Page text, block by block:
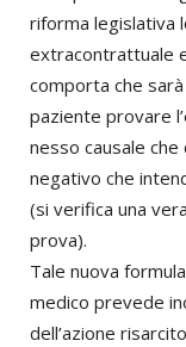
riforma legislativa
extracontrattuale
comporta che
paziente provare
nesso causale
negativo che
(si verifica una
prova).
Tale nuova
medico prevede
dell’azione